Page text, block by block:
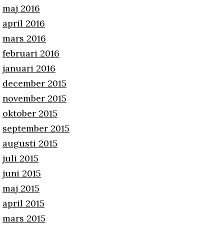
maj 2016
april 2016
mars 2016
februari 2016
januari 2016
december 2015
november 2015
oktober 2015
september 2015
augusti 2015
juli 2015
juni 2015
maj 2015
april 2015
mars 2015